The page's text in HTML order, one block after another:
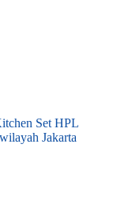
Set HPL
Jakarta